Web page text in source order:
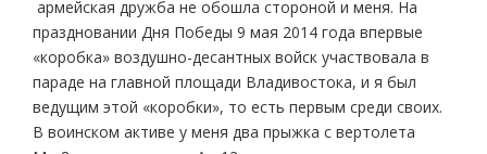
армейская дружба не обошла стороной и меня. На
праздновании Дня Победы 9 мая 2014 года впервые
«коробка» воздушно-десантных войск участвовала в
параде на главной площади Владивостока, и я был
ведущим этой «коробки», то есть первым среди своих.
В воинском активе у меня два прыжка с вертолета